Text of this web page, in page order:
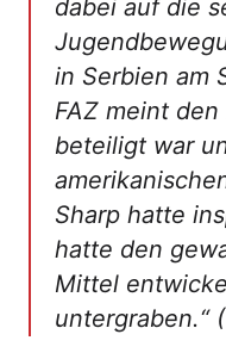
dabei auf die
in Serbien am
FAZ meint
beteiligt war
Sharp hatte
hatte den
Mittel
untergraben.“